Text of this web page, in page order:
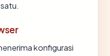
konfigurasi